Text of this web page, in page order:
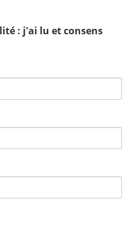
: j'ai lu et consens